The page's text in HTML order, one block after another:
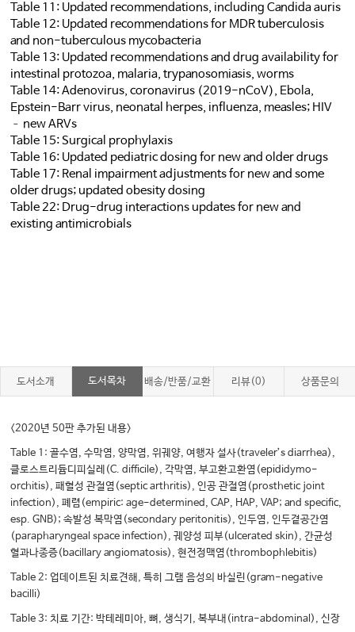
Table 11: Updated recommendations, including Candida auris
Table 12: Updated recommendations for MDR tuberculosis
and non-tuberculous mycobacteria
Table 13: Updated recommendations and drug availability for
intestinal protozoa, malaria, trypanosomiasis, worms
Table 14: Adenovirus, coronavirus (2019-nCoV), Ebola,
Epstein-Barr virus, neonatal herpes, influenza, measles; HIV
– new ARVs
Table 15: Surgical prophylaxis
Table 16: Updated pediatric dosing for new and older drugs
Table 17: Renal impairment adjustments for new and some
older drugs; updated obesity dosing
Table 22: Drug-drug interactions updates for new and
existing antimicrobials
도서소개 도서목차 배송/반품/교환 리뷰(0) 상품문의
<2020년 50판 추가된 내용>
Table 1: 골수염, 수막염, 양막염, 위궤양, 여행자 설사(traveler’s diarrhea),
클로스트리듐디피실레(C. difficile), 각막염, 부고환고환염(epididymo-
orchitis), 패혈성 관절염(septic arthritis), 인공 관절염(prosthetic joint
infection), 폐렴(empiric: age-determined, CAP, HAP, VAP; and specific,
esp. GNB); 속발성 복막염(secondary peritonitis), 인두염, 인두곁공간염
(parapharyngeal space infection), 궤양성 피부(ulcerated skin), 간균성
혈과나종증(bacillary angiomatosis), 현전정맥염(thrombophlebitis)
Table 2: 업데이트된 치료견해, 특히 그램 음성의 바실린(gram-negative
bacilli)
Table 3: 치료 기간: 박테레미아, 뼈, 생식기, 복부내(intra-abdominal), 신장